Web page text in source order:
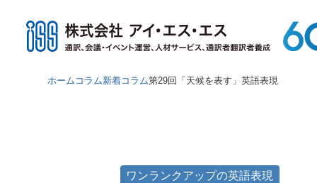
ホーム コラム新着コラム第29回「天候を表す」英語表現
ワンランクアップの英語表現